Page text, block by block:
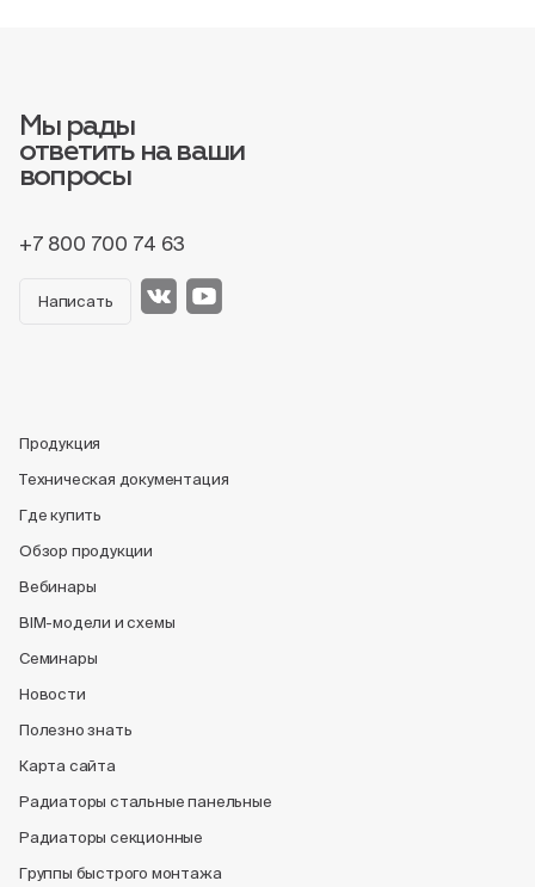
Мы рады
ответить на ваши
вопросы
+7 800 700 74 63
Написать
Продукция
Техническая документация
Где купить
Обзор продукции
Вебинары
BIM-модели и схемы
Семинары
Новости
Полезно знать
Карта сайта
Радиаторы стальные панельные
Радиаторы секционные
Группы быстрого монтажа